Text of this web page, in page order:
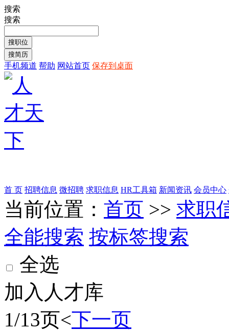
搜索
搜索
手机频道 帮助 网站首页 保存到桌面
首 页 招聘信息 微招聘 求职信息 HR工具箱 新闻资讯 会员中心
当前位置： 首页 >> 求职
全能搜索 按标签搜索
全选
加入人才库
1/13页<下一页